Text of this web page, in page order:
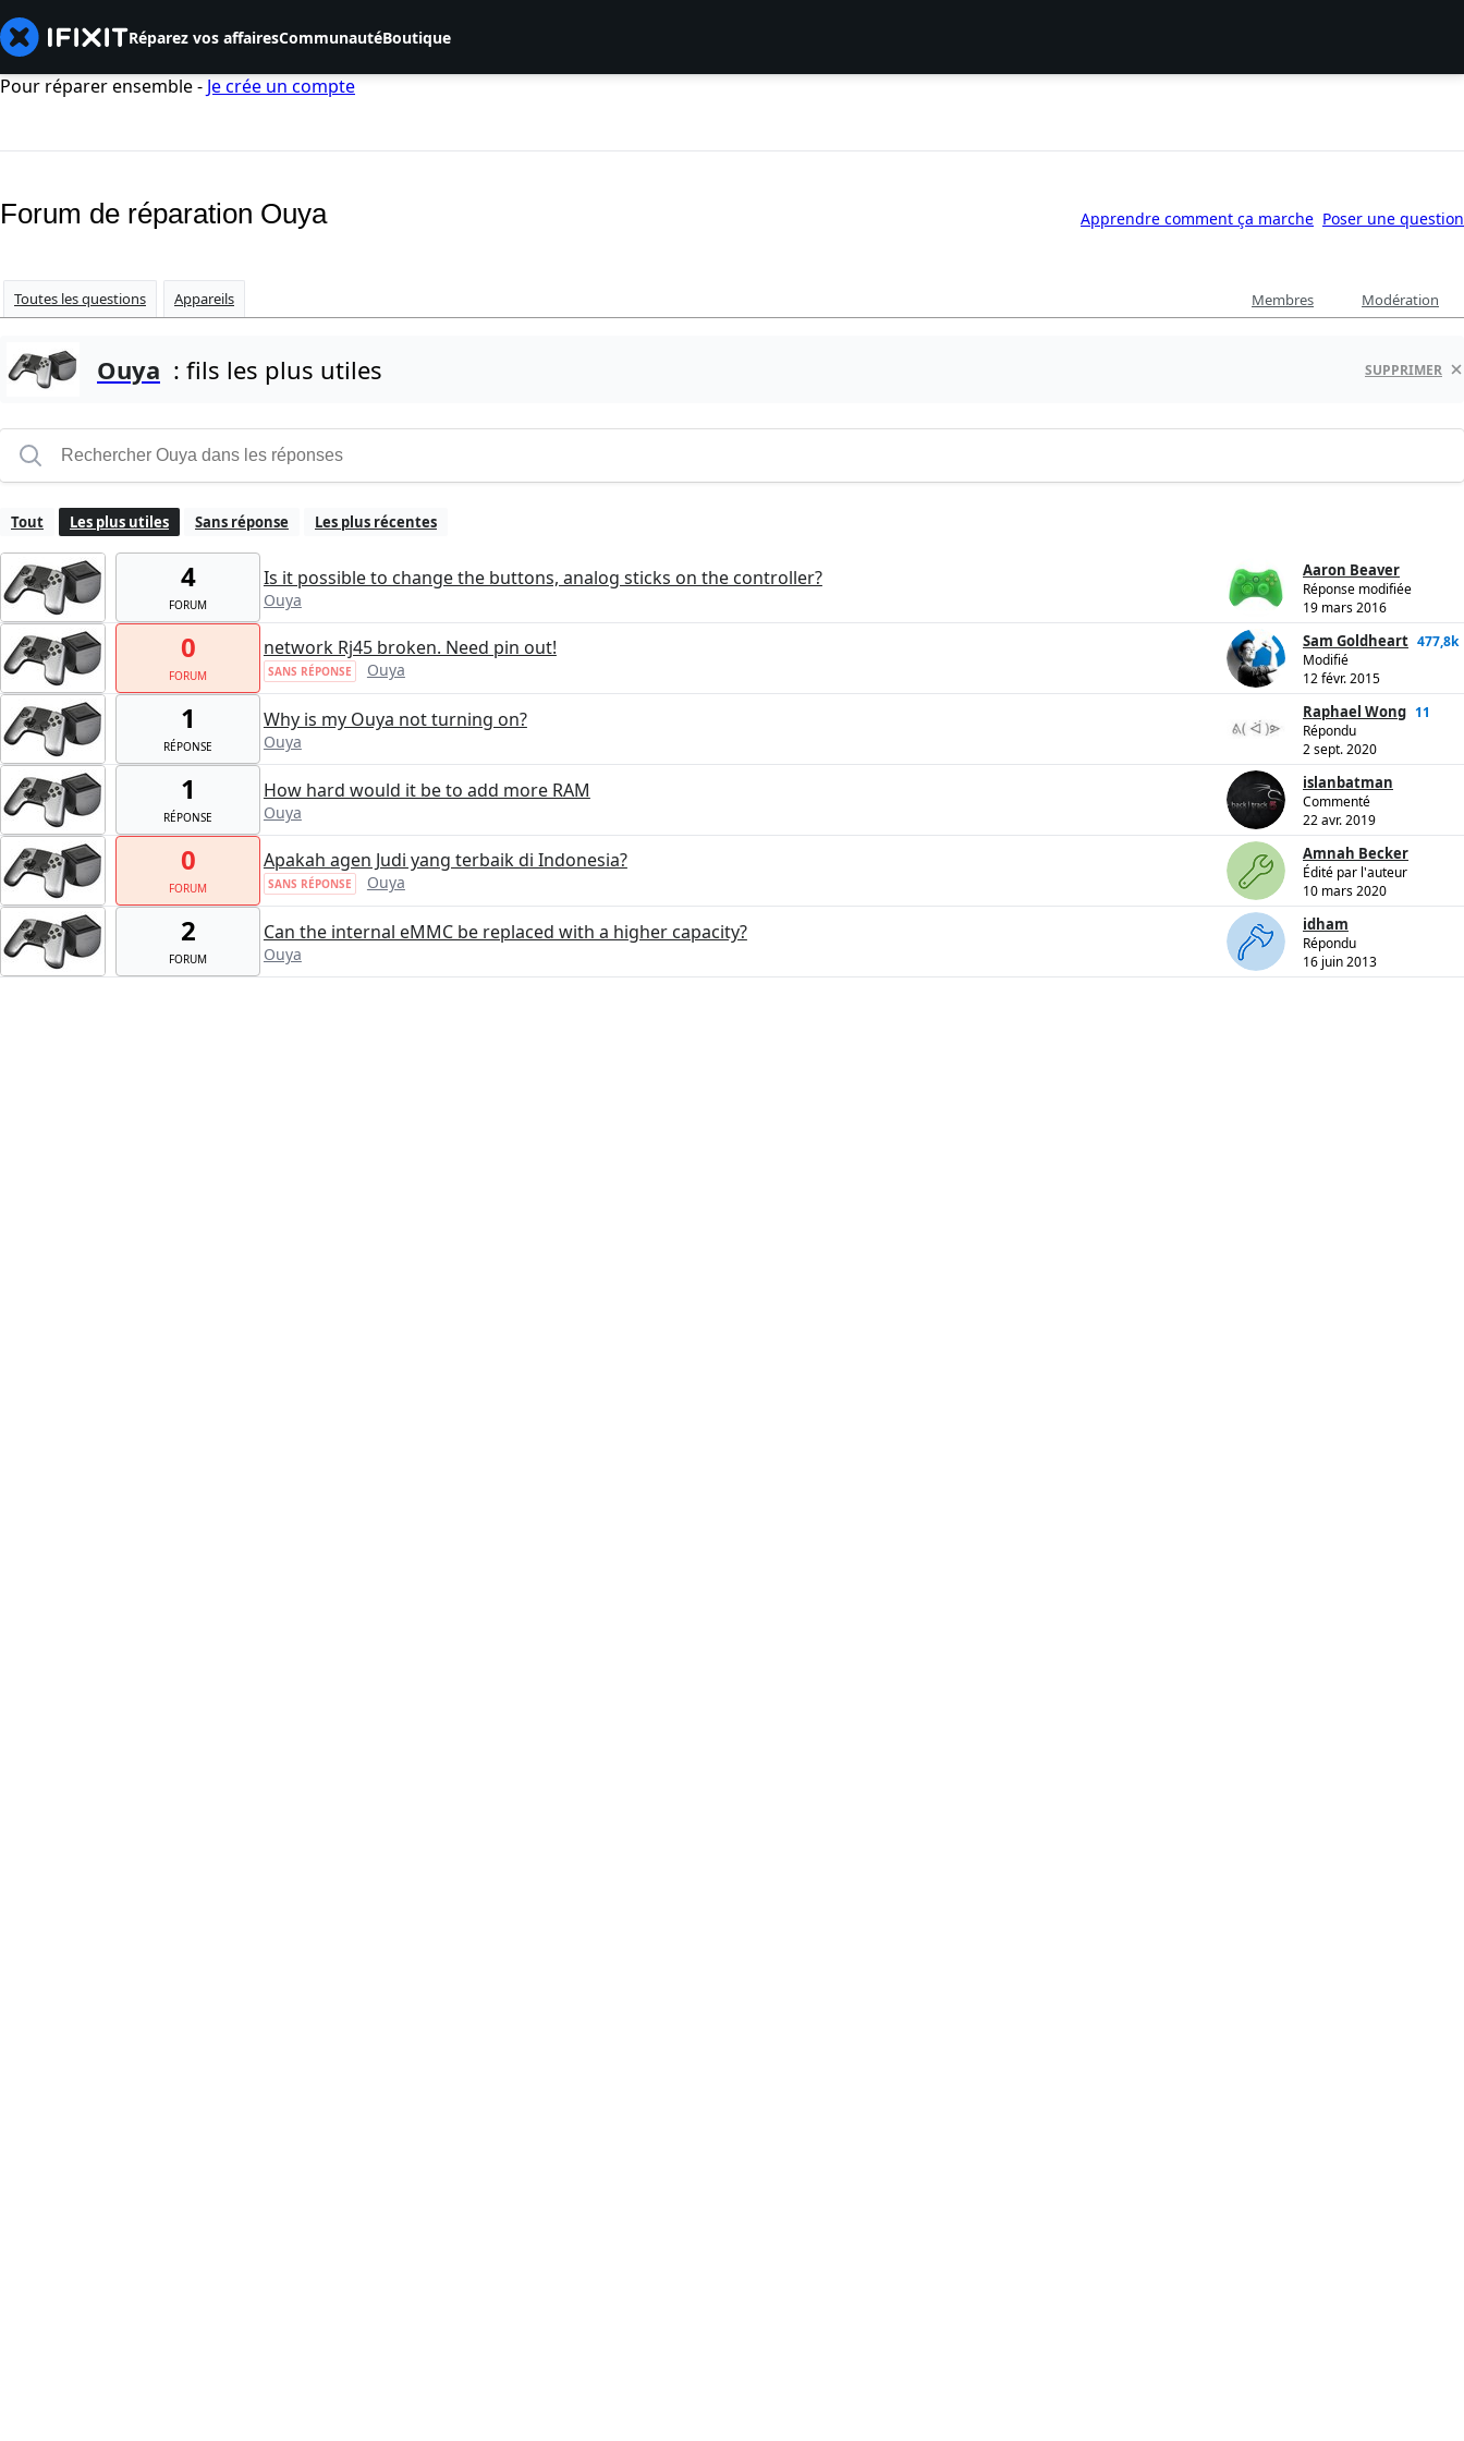
Réparez vos affairesCommunautéBoutique
Pour réparer ensemble - Je crée un compte
Forum de réparation Ouya Apprendre comment ça marche Poser une question
Toutes les questions Appareils Membres Modération
Ouya : fils les plus utiles SUPPRIMER
Tout Les plus utiles Sans réponse Les plus récentes
4
FORUM
Is it possible to change the buttons, analog sticks on the controller?
Ouya
Aaron Beaver
Réponse modifiée
19 mars 2016
0
FORUM
network Rj45 broken. Need pin out!
SANS RÉPONSE Ouya
Sam Goldheart 477,8k
Modifié
12 févr. 2015
1
RÉPONSE
Why is my Ouya not turning on?
Ouya
Raphael Wong 11
Répondu
2 sept. 2020
1
RÉPONSE
How hard would it be to add more RAM
Ouya
islanbatman
Commenté
22 avr. 2019
0
FORUM
Apakah agen Judi yang terbaik di Indonesia?
SANS RÉPONSE Ouya
Amnah Becker
Édité par l'auteur
10 mars 2020
2
FORUM
Can the internal eMMC be replaced with a higher capacity?
Ouya
idham
Répondu
16 juin 2013